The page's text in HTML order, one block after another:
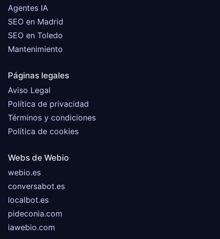
Agentes IA
SEO en Madrid
SEO en Toledo
Mantenimiento
Páginas legales
Aviso Legal
Política de privacidad
Términos y condiciones
Política de cookies
Webs de Webio
webio.es
conversabot.es
localbot.es
pideconia.com
iawebio.com